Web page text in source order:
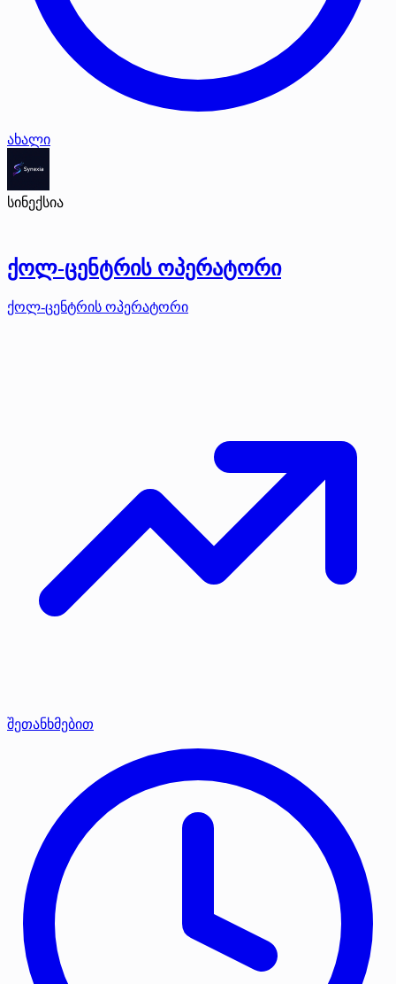
ახალი
სინექსია
ქოლ-ცენტრის ოპერატორი
ქოლ-ცენტრის ოპერატორი
შეთანხმებით